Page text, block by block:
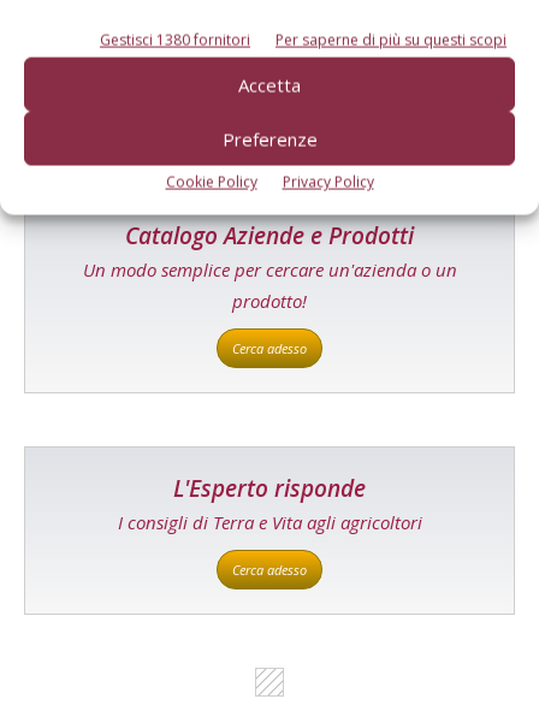
Gestisci 1380 fornitori Per saperne di più su questi scopi
Accetta
Preferenze
Cookie Policy Privacy Policy
Catalogo Aziende e Prodotti
Un modo semplice per cercare un'azienda o un
prodotto!
Cerca adesso
L'Esperto risponde
I consigli di Terra e Vita agli agricoltori
Cerca adesso